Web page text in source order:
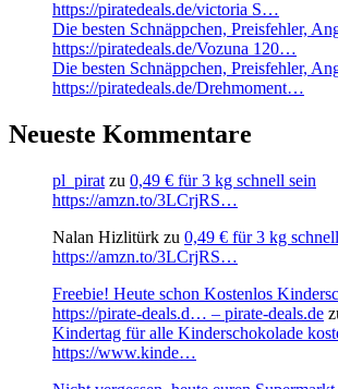
https://piratedeals.de/victoria S…
Die besten Schnäppchen, Preisfehler,
https://piratedeals.de/Vozuna 120…
Die besten Schnäppchen, Preisfehler,
https://piratedeals.de/Drehmoment…
Neueste Kommentare
pl_pirat zu 0,49 € für 3 kg schnell sein
https://amzn.to/3LCrjRS…
Nalan Hizlitürk zu 0,49 € für 3 kg
https://amzn.to/3LCrjRS…
Freebie! Heute schon Kostenlos
https://pirate-deals.d… – pirate-deals.de
Kindertag für alle Kinderschokolade
https://www.kinde…